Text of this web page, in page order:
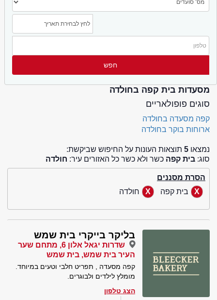
מסעדות בית קפה בחולדה
סוגים פופולאריים
קפה מסעדה בחולדה
ארוחות בוקר בחולדה
נמצאו 5 תוצאות העונות על החיפוש שביקשת:
סוג: בית קפה כשר ולא כשר כל האזורים עיר: חולדה
הסרת מסננים
בית קפה
חולדה
בליקר בייקרי בית שמש
שדרות יגאל אלון 6, מתחם שער
העיר בית שמש, בית שמש
קפה מסעדה , תפריט חלבי וטעים במיוחד.
מומלץ לילדים ולבוגרים.
הצג טלפון